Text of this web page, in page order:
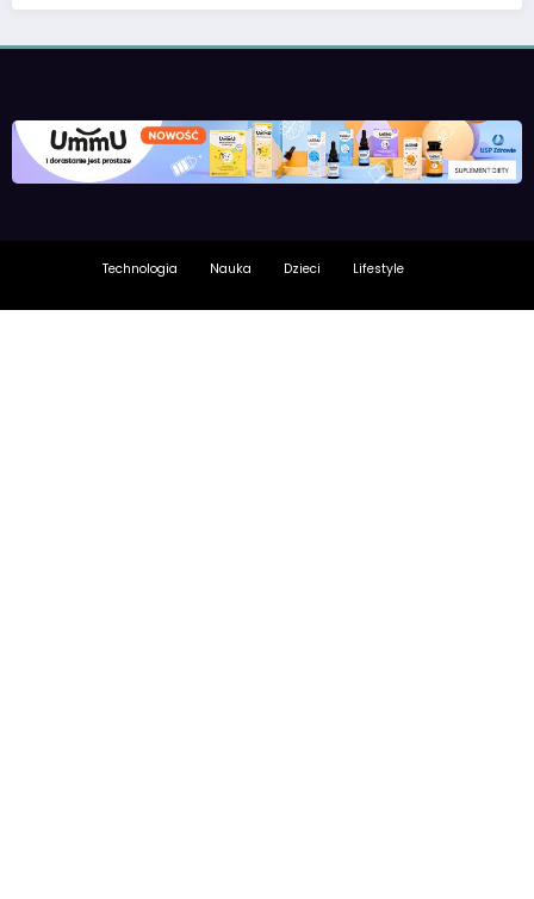
Technologia Nauka Dzieci Lifestyle